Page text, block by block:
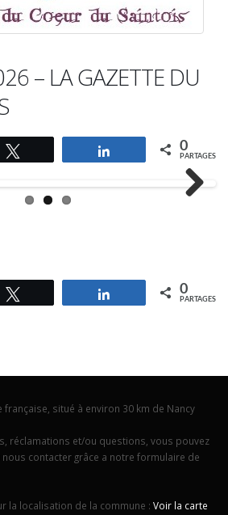
– LA GAZETTE DU
Partagez 0
PARTAGES
Partagez 0
PARTAGES
française, situé à environ 30 km de Nancy
réclamations et/ou questions, vous pouvez
contacter grâce a notre formulaire de
la localisation de la commune : Voir la carte